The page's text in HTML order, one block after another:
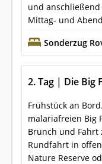
und
Mittag- und
Sonderzug
2. Tag | Die Big
Frühstück an
malariafreien Big
Brunch und Fahrt
Rundfahrt in
Nature Reserve